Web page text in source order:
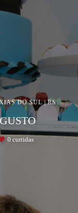
DO SUL | RS
0 curtidas